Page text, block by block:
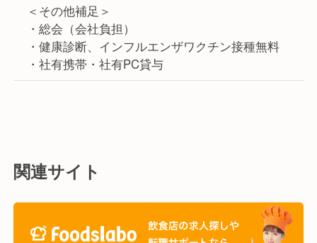
＜その他補足＞
・総会（会社負担）
・健康診断、インフルエンザワクチン接種無料
・社有携帯・社有PC貸与
関連サイト